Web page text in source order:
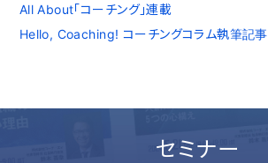
All About「コーチング」連載
Hello, Coaching! コーチングコラム執筆記事
セミナー